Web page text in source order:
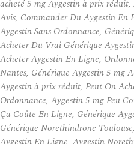
acheté 5 mg Aygestin à prix
Avis, Commander Du Aygestin En
Aygestin Sans Ordonnance,
Acheter Du Vrai Générique
Acheter Aygestin En Ligne,
Nantes, Générique Aygestin 5 mg
Aygestin à prix réduit, Peut On
Ordonnance, Aygestin 5 mg Peu
Ça Coûte En Ligne, Générique
Générique Norethindrone